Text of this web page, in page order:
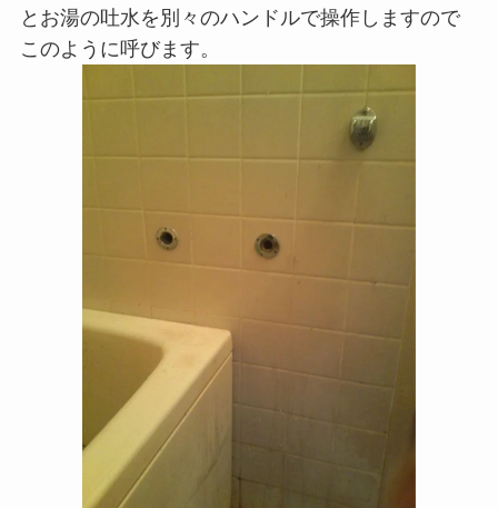
とお湯の吐水を別々のハンドルで操作しますので
このように呼びます。